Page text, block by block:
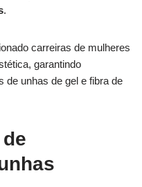
.
carreiras de mulheres
garantindo
de unhas de gel e fibra de